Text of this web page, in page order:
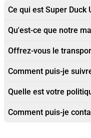
Ce qui est Super Duck
Qu'est-ce que notre
Offrez-vous le
Comment puis-je
Quelle est votre
Comment puis-je